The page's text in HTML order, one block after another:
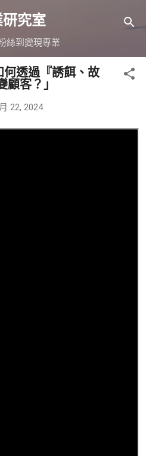
主要內容
究室
絲到變現專業
透過『誘餌、故
客？」
22, 2024